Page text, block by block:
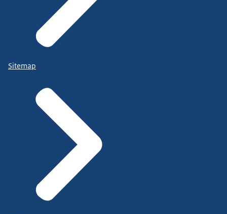
Sitemap